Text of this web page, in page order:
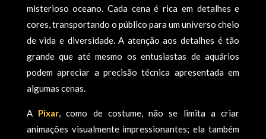
misterioso oceano. Cada cena é rica em detalhes e
cores, transportando o público para um universo cheio
de vida e diversidade. A atenção aos detalhes é tão
grande que até mesmo os entusiastas de aquários
podem apreciar a precisão técnica apresentada em
algumas cenas.
A Pixar, como de costume, não se limita a criar
animações visualmente impressionantes; ela também